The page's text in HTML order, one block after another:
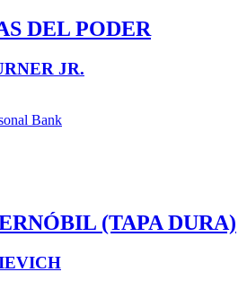
DEL PODER
JR.
(TAPA DURA)